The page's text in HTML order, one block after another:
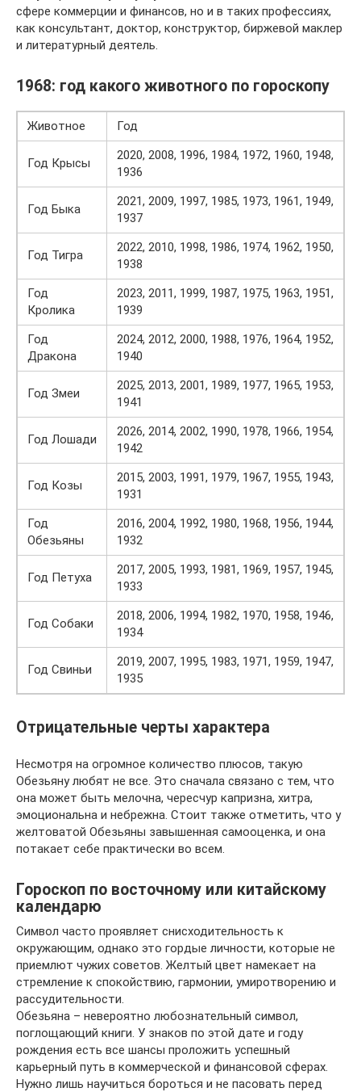
сфере коммерции и финансов, но и в таких профессиях,
как консультант, доктор, конструктор, биржевой маклер
и литературный деятель.
1968: год какого животного по гороскопу
Животное Год
Год Крысы
2020, 2008, 1996, 1984, 1972, 1960, 1948,
1936
Год Быка
2021, 2009, 1997, 1985, 1973, 1961, 1949,
1937
Год Тигра
2022, 2010, 1998, 1986, 1974, 1962, 1950,
1938
Год
Кролика
2023, 2011, 1999, 1987, 1975, 1963, 1951,
1939
Год
Дракона
2024, 2012, 2000, 1988, 1976, 1964, 1952,
1940
Год Змеи
2025, 2013, 2001, 1989, 1977, 1965, 1953,
1941
Год Лошади
2026, 2014, 2002, 1990, 1978, 1966, 1954,
1942
Год Козы
2015, 2003, 1991, 1979, 1967, 1955, 1943,
1931
Год
Обезьяны
2016, 2004, 1992, 1980, 1968, 1956, 1944,
1932
Год Петуха
2017, 2005, 1993, 1981, 1969, 1957, 1945,
1933
Год Собаки
2018, 2006, 1994, 1982, 1970, 1958, 1946,
1934
Год Свиньи
2019, 2007, 1995, 1983, 1971, 1959, 1947,
1935
Отрицательные черты характера
Несмотря на огромное количество плюсов, такую
Обезьяну любят не все. Это сначала связано с тем, что
она может быть мелочна, чересчур капризна, хитра,
эмоциональна и небрежна. Стоит также отметить, что у
желтоватой Обезьяны завышенная самооценка, и она
потакает себе практически во всем.
Гороскоп по восточному или китайскому
календарю
Символ часто проявляет снисходительность к
окружающим, однако это гордые личности, которые не
приемлют чужих советов. Желтый цвет намекает на
стремление к спокойствию, гармонии, умиротворению и
рассудительности.
Обезьяна – невероятно любознательный символ,
поглощающий книги. У знаков по этой дате и году
рождения есть все шансы проложить успешный
карьерный путь в коммерческой и финансовой сферах.
Нужно лишь научиться бороться и не пасовать перед